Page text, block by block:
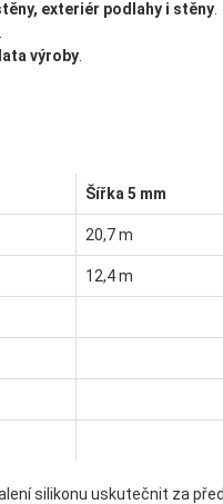
exteriér podlahy i stěny.
.
výroby.
Šířka 5 mm
20,7 m
12,4 m
silikonu uskutečnit za